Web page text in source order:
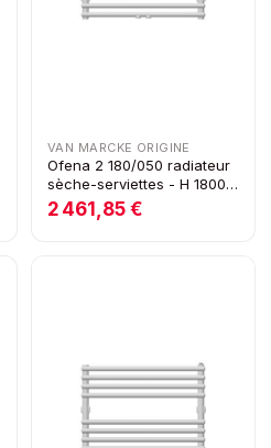
VAN MARCKE ORIGINE
Ofena 2 180/050 radiateur
sèche-serviettes - H 1800 x
Lo 500 - 1234W - blanc
2 461,85 €